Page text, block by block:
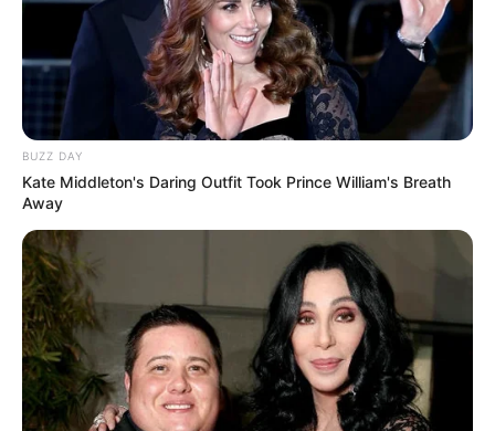
BUZZ DAY
Kate Middleton's Daring Outfit Took Prince William's Breath
Away